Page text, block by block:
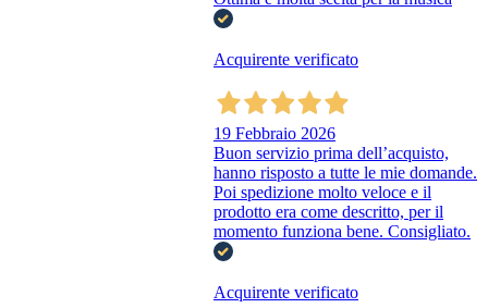
Acquirente verificato
19 Febbraio 2026
Buon servizio prima dell’acquisto,
hanno risposto a tutte le mie domande.
Poi spedizione molto veloce e il
prodotto era come descritto, per il
momento funziona bene. Consigliato.
Acquirente verificato